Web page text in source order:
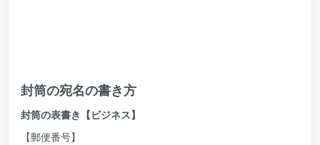
封筒の宛名の書き方
封筒の表書き【ビジネス】
【郵便番号】